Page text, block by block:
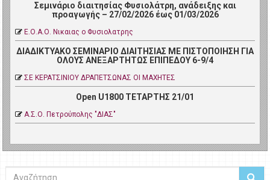
Σεμινάριο διαιτησίας Φυσιολάτρη, ανάδειξης και
προαγωγής – 27/02/2026 έως 01/03/2026
Ε.Ο.Α.Ο. Νικαιας ο Φυσιολατρης
ΔΙΑΔΙΚΤΥΑΚΟ ΣΕΜΙΝΑΡΙΟ ΔΙΑΙΤΗΣΙΑΣ ΜΕ ΠΙΣΤΟΠΟΙΗΣΗ ΓΙΑ
ΟΛΟΥΣ ΑΝΕΞΑΡΤΗΤΩΣ ΕΠΙΠΕΔΟΥ 6-9/4
ΣΕ ΚΕΡΑΤΣΙΝΙΟΥ ΔΡΑΠΕΤΣΩΝΑΣ ΟΙ ΜΑΧΗΤΕΣ
Open U1800 ΤΕΤΑΡΤΗΣ 21/01
Α.Σ.Ο. Πετρoύπολης "ΔΙΑΣ"